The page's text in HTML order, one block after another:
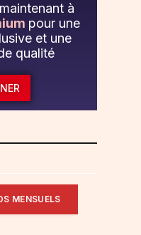
à
pour une
et une
qualité
MENSUELS